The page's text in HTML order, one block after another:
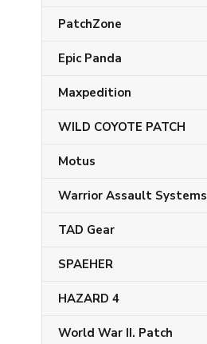
PatchZone
Epic Panda
Maxpedition
WILD COYOTE PATCH
Motus
Warrior Assault Systems
TAD Gear
SPAEHER
HAZARD 4
World War II. Patch